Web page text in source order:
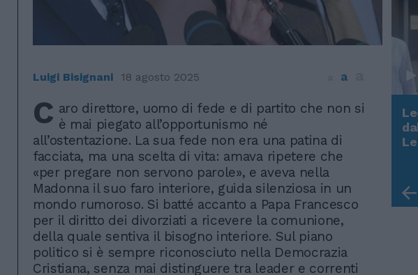
Luigi Bisignani 18 agosto 2025 a
C aro direttore, uomo di fede e di partito che non si
è mai piegato all’opportunismo né
all’ostentazione. La sua fede non era una patina di
facciata, ma una scelta di vita: amava ripetere che
«per pregare non servono parole», e aveva nella
Madonna il suo faro interiore, guida silenziosa in un
mondo rumoroso. Si batté accanto a Papa Francesco
per il diritto dei divorziati a ricevere la comunione,
della quale sentiva il bisogno interiore. Sul piano
politico si è sempre riconosciuto nella Democrazia
Cristiana, senza mai distinguere tra leader e correnti
Rudy Giuliani a Come States?
Trump, Meloni e la strategia
americana